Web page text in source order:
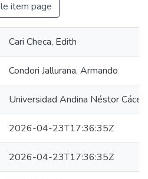
item page
Cari Checa, Edith
Condori Jallurana, Armando
Universidad Andina Néstor
2026-04-23T17:36:35Z
2026-04-23T17:36:35Z